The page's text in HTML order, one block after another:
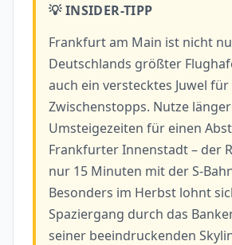
💡 INSIDER-TIPP
Frankfurt am Main ist nicht
Deutschlands größter
auch ein verstecktes Juwel für
Zwischenstopps. Nutze
Umsteigezeiten für einen
Frankfurter Innenstadt – der
nur 15 Minuten mit der S-
Besonders im Herbst lohnt
Spaziergang durch das
seiner beeindruckenden